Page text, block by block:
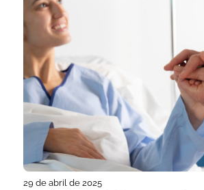
29 de abril de 2025